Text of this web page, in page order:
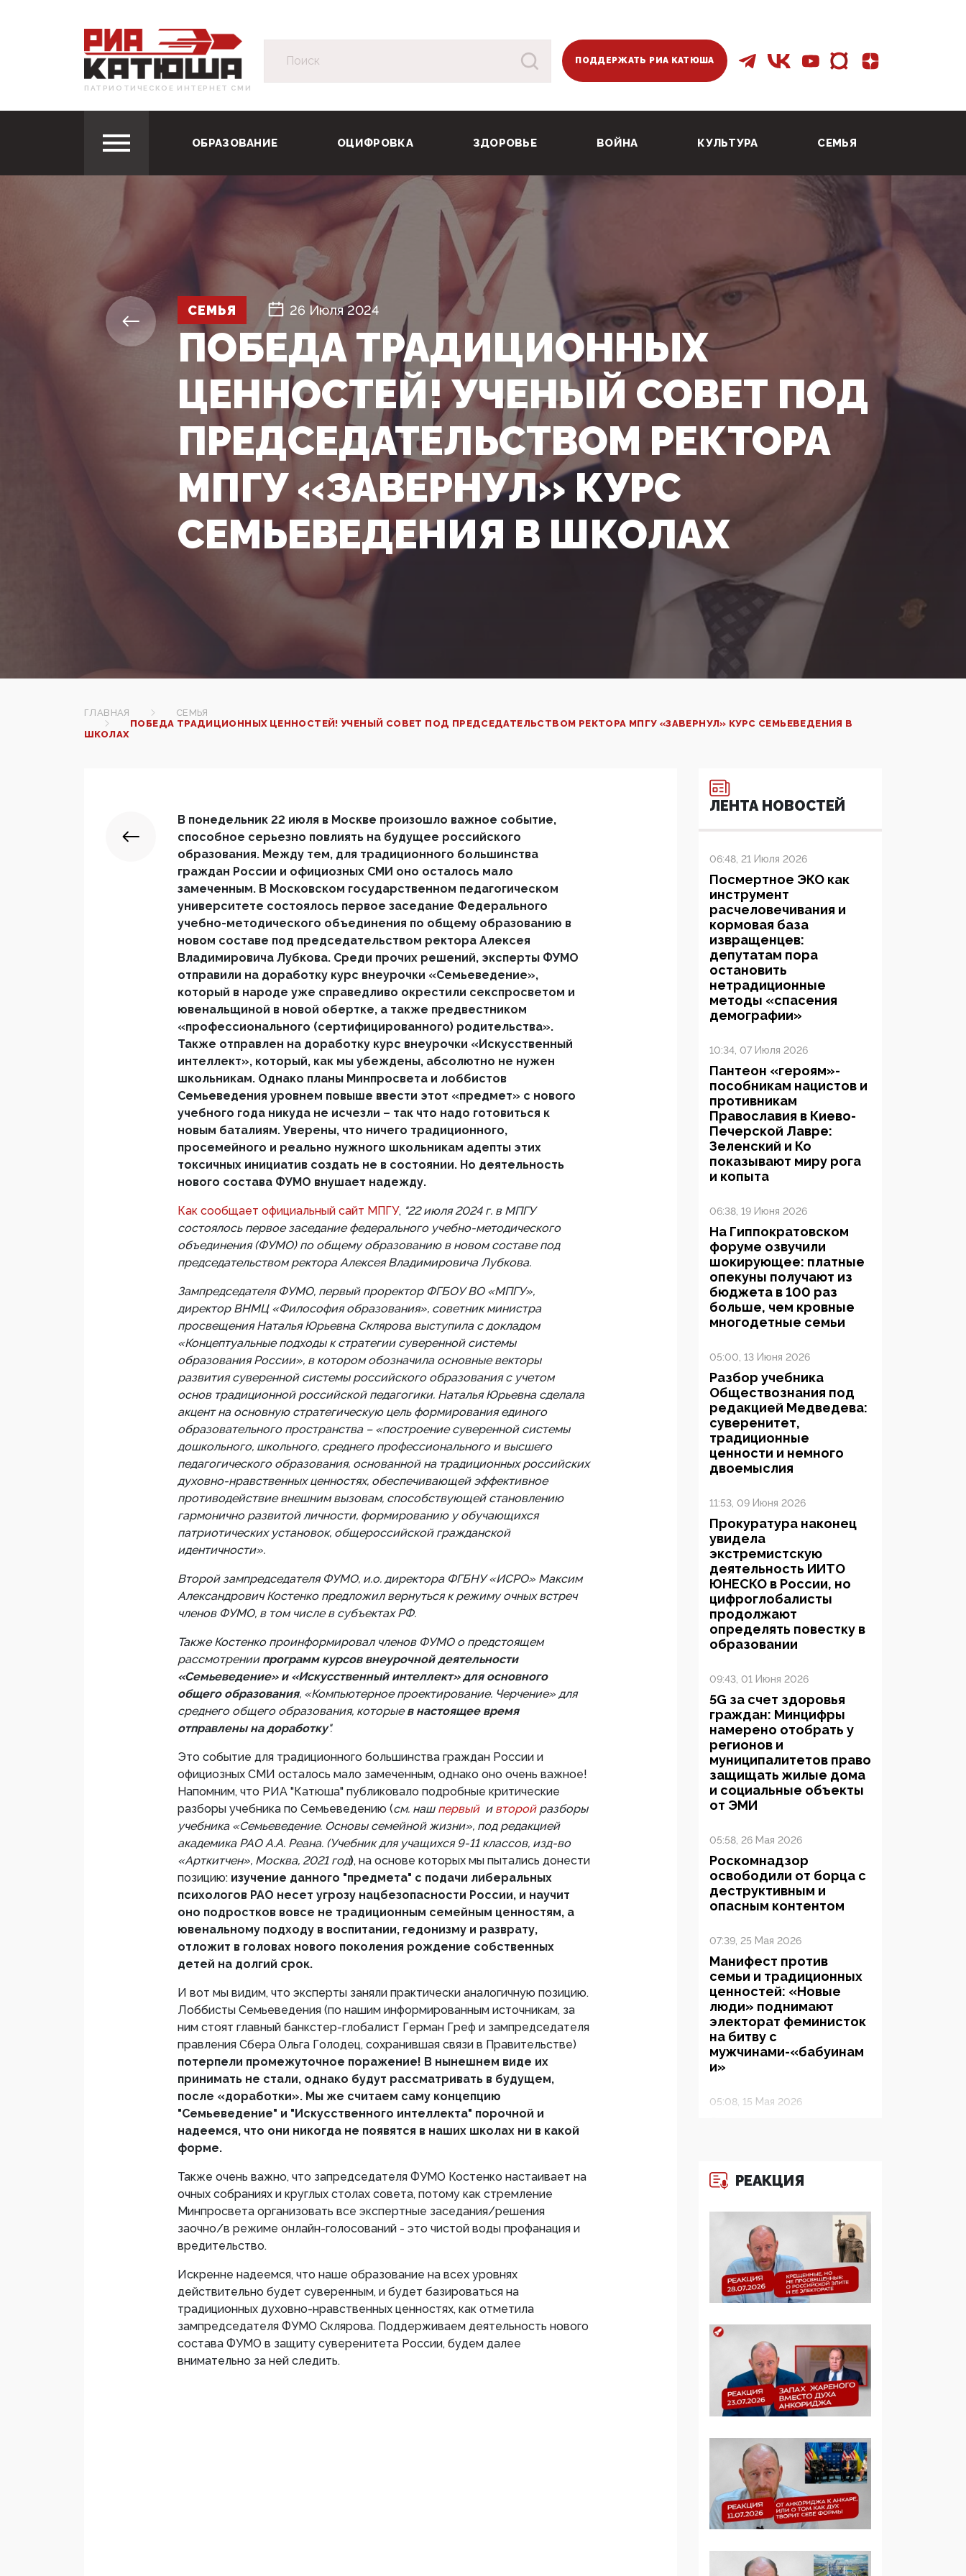
ПАТРИОТИЧЕСКОЕ ИНТЕРНЕТ СМИ
ПОДДЕРЖАТЬ РИА КАТЮША
ОБРАЗОВАНИЕ ОЦИФРОВКА ЗДОРОВЬЕ ВОЙНА КУЛЬТУРА СЕМЬЯ
СЕМЬЯ 26 Июля 2024
ПОБЕДА ТРАДИЦИОННЫХ
ЦЕННОСТЕЙ! УЧЕНЫЙ СОВЕТ ПОД
ПРЕДСЕДАТЕЛЬСТВОМ РЕКТОРА
МПГУ «ЗАВЕРНУЛ» КУРС
СЕМЬЕВЕДЕНИЯ В ШКОЛАХ
ГЛАВНАЯ
СЕМЬЯ
ПОБЕДА ТРАДИЦИОННЫХ ЦЕННОСТЕЙ! УЧЕНЫЙ СОВЕТ ПОД ПРЕДСЕДАТЕЛЬСТВОМ РЕКТОРА МПГУ «ЗАВЕРНУЛ» КУРС СЕМЬЕВЕДЕНИЯ В
ШКОЛАХ
В понедельник 22 июля в Москве произошло важное событие,
способное серьезно повлиять на будущее российского
образования. Между тем, для традиционного большинства
граждан России и официозных СМИ оно осталось мало
замеченным. В Московском государственном педагогическом
университете состоялось первое заседание Федерального
учебно-методического объединения по общему образованию в
новом составе под председательством ректора Алексея
Владимировича Лубкова. Среди прочих решений, эксперты ФУМО
отправили на доработку курс внеурочки «Семьеведение»,
который в народе уже справедливо окрестили секспросветом и
ювенальщиной в новой обертке, а также предвестником
«профессионального (сертифицированного) родительства».
Также отправлен на доработку курс внеурочки «Искусственный
интеллект», который, как мы убеждены, абсолютно не нужен
школьникам. Однако планы Минпросвета и лоббистов
Семьеведения уровнем повыше ввести этот «предмет» с нового
учебного года никуда не исчезли – так что надо готовиться к
новым баталиям. Уверены, что ничего традиционного,
просемейного и реально нужного школьникам адепты этих
токсичных инициатив создать не в состоянии. Но деятельность
нового состава ФУМО внушает надежду.
Как сообщает официальный сайт МПГУ, "22 июля 2024 г. в МПГУ
состоялось первое заседание федерального учебно-методического
объединения (ФУМО) по общему образованию в новом составе под
председательством ректора Алексея Владимировича Лубкова.
Зампредседателя ФУМО, первый проректор ФГБОУ ВО «МПГУ»,
директор ВНМЦ «Философия образования», советник министра
просвещения Наталья Юрьевна Склярова выступила с докладом
«Концептуальные подходы к стратегии суверенной системы
образования России», в котором обозначила основные векторы
развития суверенной системы российского образования с учетом
основ традиционной российской педагогики. Наталья Юрьевна сделала
акцент на основную стратегическую цель формирования единого
образовательного пространства – «построение суверенной системы
дошкольного, школьного, среднего профессионального и высшего
педагогического образования, основанной на традиционных российских
духовно-нравственных ценностях, обеспечивающей эффективное
противодействие внешним вызовам, способствующей становлению
гармонично развитой личности, формированию у обучающихся
патриотических установок, общероссийской гражданской
идентичности».
Второй зампредседателя ФУМО, и.о. директора ФГБНУ «ИСРО» Максим
Александрович Костенко предложил вернуться к режиму очных встреч
членов ФУМО, в том числе в субъектах РФ.
Также Костенко проинформировал членов ФУМО о предстоящем
рассмотрении программ курсов внеурочной деятельности
«Семьеведение» и «Искусственный интеллект» для основного
общего образования, «Компьютерное проектирование. Черчение» для
среднего общего образования, которыев настоящее время
отправлены на доработку".
Это событие для традиционного большинства граждан России и
официозных СМИ осталось мало замеченным, однако оно очень важное!
Напомним, что РИА "Катюша" публиковало подробные критические
разборы учебника по Семьеведению (см. наш первый и второйразборы
учебника «Семьеведение. Основы семейной жизни», под редакцией
академика РАО А.А. Реана. (Учебник для учащихся 9-11 классов, изд-во
«Арткитчен», Москва, 2021 год), на основе которых мы пытались донести
позицию: изучение данного "предмета" с подачи либеральных
психологов РАО несет угрозу нацбезопасности России, и научит
оно подростков вовсе не традиционным семейным ценностям, а
ювенальному подходу в воспитании, гедонизму и разврату,
отложит в головах нового поколения рождение собственных
детей на долгий срок.
И вот мы видим, что эксперты заняли практически аналогичную позицию.
Лоббисты Семьеведения (по нашим информированным источникам, за
ним стоят главный банкстер-глобалист Герман Греф и зампредседателя
правления Сбера Ольга Голодец, сохранившая связи в Правительстве)
потерпели промежуточное поражение! В нынешнем виде их
принимать не стали, однако будут рассматривать в будущем,
после «доработки». Мы же считаем саму концепцию
"Семьеведение" и "Искусственного интеллекта" порочной и
надеемся, что они никогда не появятся в наших школах ни в какой
форме.
Также очень важно, что запредседателя ФУМО Костенко настаивает на
очных собраниях и круглых столах совета, потому как стремление
Минпросвета организовать все экспертные заседания/решения
заочно/в режиме онлайн-голосований - это чистой воды профанация и
вредительство.
Искренне надеемся, что наше образование на всех уровнях
действительно будет суверенным, и будет базироваться на
традиционных духовно-нравственных ценностях, как отметила
зампредседателя ФУМО Склярова. Поддерживаем деятельность нового
состава ФУМО в защиту суверенитета России, будем далее
внимательно за ней следить.
ЛЕНТА НОВОСТЕЙ
06:48, 21 Июля 2026
Посмертное ЭКО как
инструмент
расчеловечивания и
кормовая база
извращенцев:
депутатам пора
остановить
нетрадиционные
методы «спасения
демографии»
10:34, 07 Июля 2026
Пантеон «героям»-
пособникам нацистов и
противникам
Православия в Киево-
Печерской Лавре:
Зеленский и Ко
показывают миру рога
и копыта
06:38, 19 Июня 2026
На Гиппократовском
форуме озвучили
шокирующее: платные
опекуны получают из
бюджета в 100 раз
больше, чем кровные
многодетные семьи
05:00, 13 Июня 2026
Разбор учебника
Обществознания под
редакцией Медведева:
суверенитет,
традиционные
ценности и немного
двоемыслия
11:53, 09 Июня 2026
Прокуратура наконец
увидела
экстремистскую
деятельность ИИТО
ЮНЕСКО в России, но
цифроглобалисты
продолжают
определять повестку в
образовании
09:43, 01 Июня 2026
5G за счет здоровья
граждан: Минцифры
намерено отобрать у
регионов и
муниципалитетов право
защищать жилые дома
и социальные объекты
от ЭМИ
05:58, 26 Мая 2026
Роскомнадзор
освободили от борца с
деструктивным и
опасным контентом
07:39, 25 Мая 2026
Манифест против
семьи и традиционных
ценностей: «Новые
люди» поднимают
электорат феминисток
на битву с
мужчинами-«бабуинам
и»
05:08, 15 Мая 2026
ценностей: кто и с чем
«Россия 809. Традиции
будущего»
09:40, 06 Мая 2026
Симулякр патриотизма
и благолепия:
среди молодежи снова
отдана на откуп
«движперам»
03:35, 25 Апреля 2026
120 лет
институт
народовластия
превратился в «чего
изволите» для
Правительства и АП
Социальный фонд
РЕАКЦИЯ